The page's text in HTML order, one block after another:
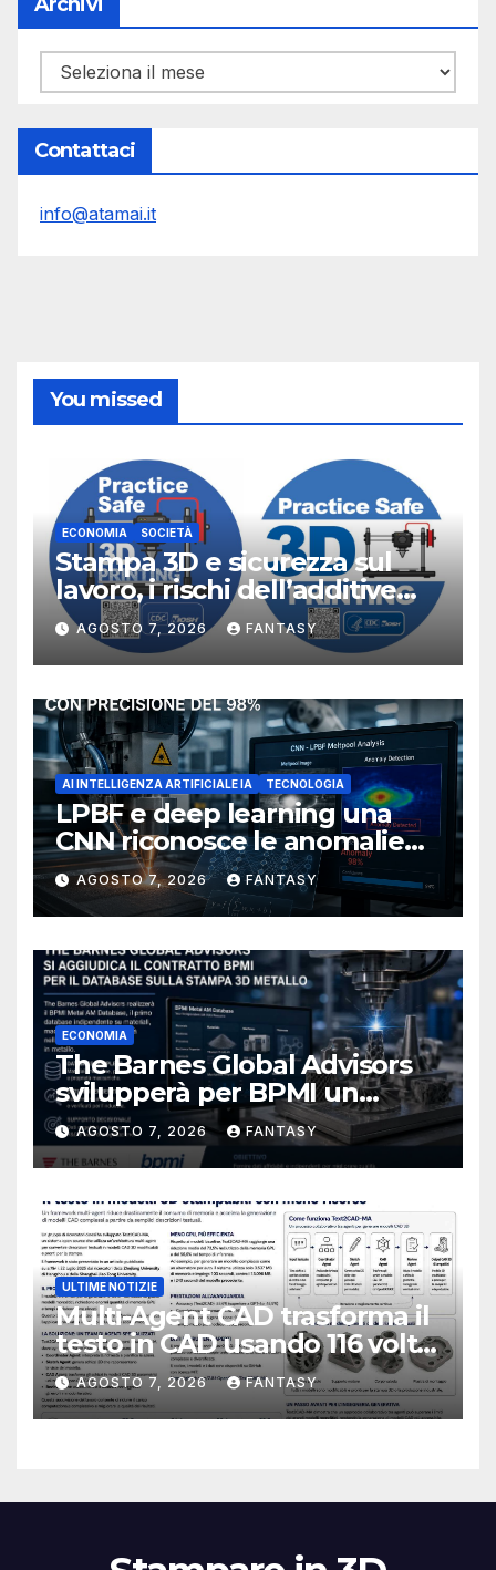
Archivi
Contattaci
info@atamai.it
You missed
ECONOMIA SOCIETÀ
Stampa 3D e sicurezza sul
lavoro, i rischi dell’additive
manufacturing secondo
NIOSH
AGOSTO 7, 2026 FANTASY
AI INTELLIGENZA ARTIFICIALE IA TECNOLOGIA
LPBF e deep learning una
CNN riconosce le anomalie
del bagno di fusione
AGOSTO 7, 2026 FANTASY
ECONOMIA
The Barnes Global Advisors
svilupperà per BPMI un
database per la stampa 3D
metallica destinata alla filiera
navale statunitense
AGOSTO 7, 2026 FANTASY
ULTIME NOTIZIE
Multi-Agent CAD trasforma il
testo in CAD usando 116 volte
meno token
AGOSTO 7, 2026 FANTASY